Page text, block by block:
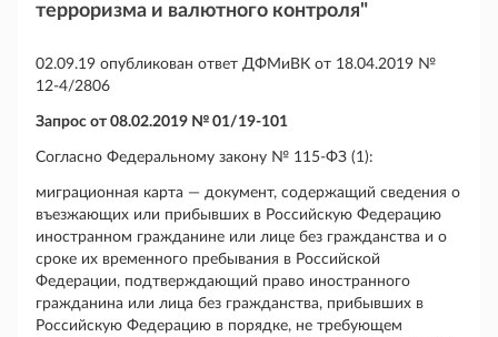
терроризма и валютного контроля"
02.09.19 опубликован ответ ДФМиВК от 18.04.2019 №
12-4/2806
Запрос от 08.02.2019 № 01/19-101
Согласно Федеральному закону № 115-ФЗ (1):
миграционная карта — документ, содержащий сведения о
въезжающих или прибывших в Российскую Федерацию
иностранном гражданине или лице без гражданства и о
сроке их временного пребывания в Российской
Федерации, подтверждающий право иностранного
гражданина или лица без гражданства, прибывших в
Российскую Федерацию в порядке, не требующем